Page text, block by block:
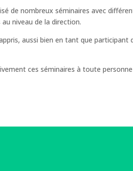
de nombreux séminaires avec
niveau de la direction.
aussi bien en tant que
ces séminaires à toute